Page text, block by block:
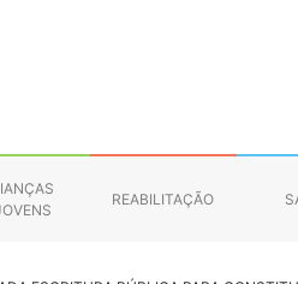
REABILITAÇÃO